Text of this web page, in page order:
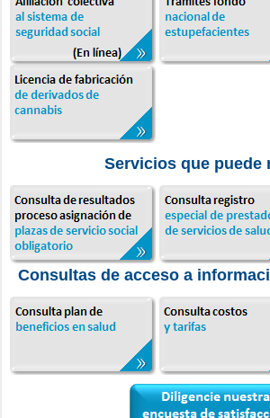
Servicios que puede
Consultas de acceso a